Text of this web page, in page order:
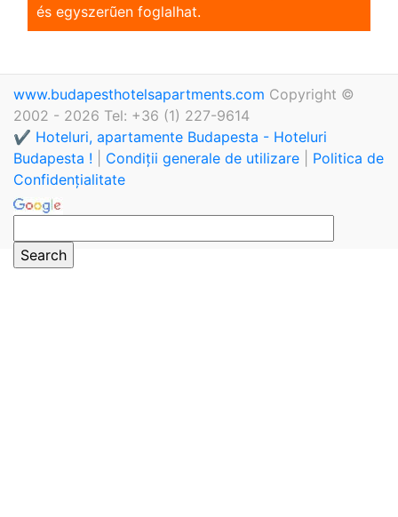
és egyszerũen foglalhat.
www.budapesthotelsapartments.com Copyright ©
2002 - 2026 Tel: +36 (1) 227-9614
✔️ Hoteluri, apartamente Budapesta - Hoteluri
Budapesta !
Condiții generale de utilizare
Politica de
Confidențialitate